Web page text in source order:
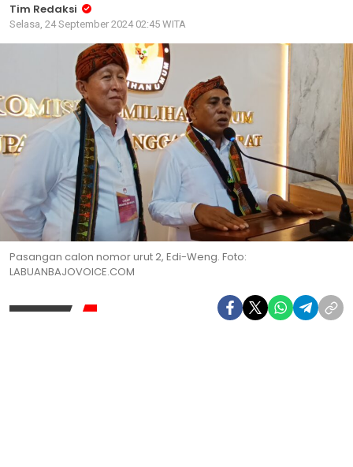
Tim Redaksi
Selasa, 24 September 2024 02:45 WITA
Pasangan calon nomor urut 2, Edi-Weng. Foto:
LABUANBAJOVOICE.COM